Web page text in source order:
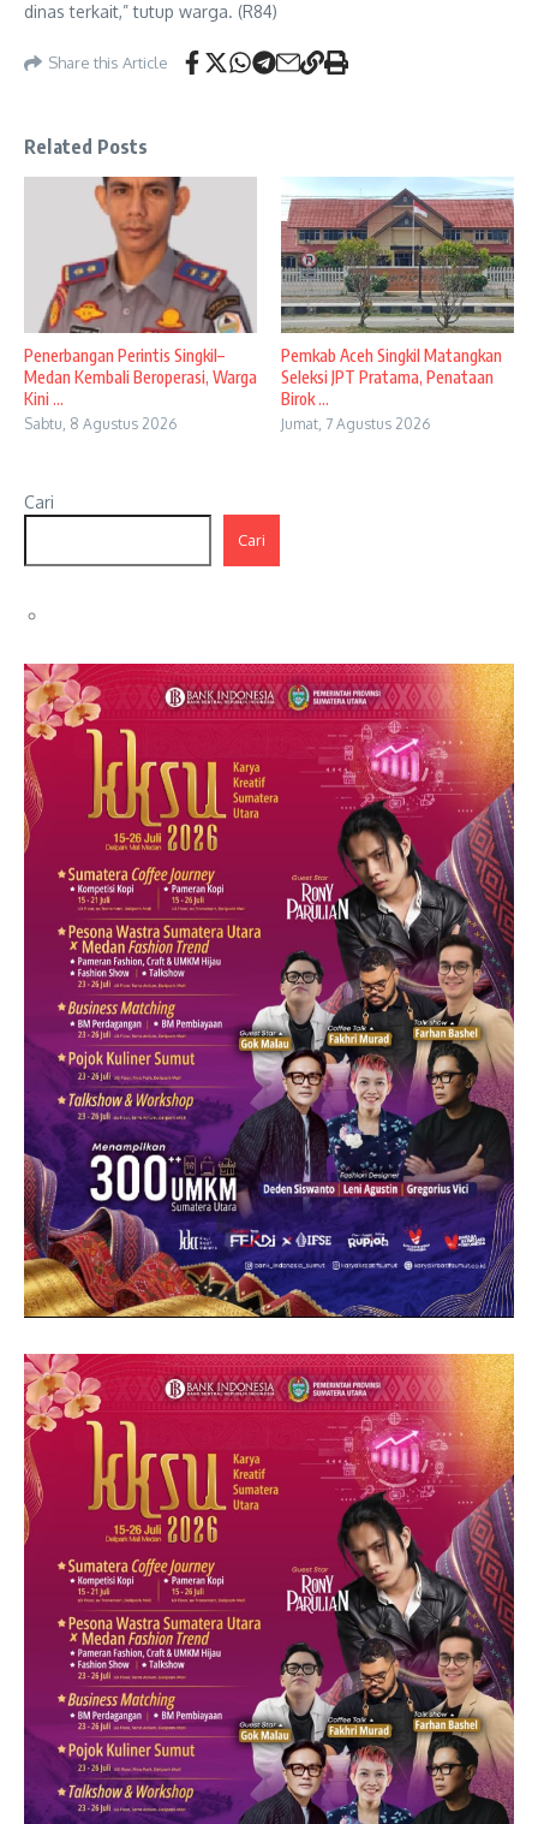
dinas terkait,” tutup warga. (R84)
Share this Article
Related Posts
Penerbangan Perintis Singkil–
Medan Kembali Beroperasi, Warga
Kini ...
Sabtu, 8 Agustus 2026
Pemkab Aceh Singkil Matangkan
Seleksi JPT Pratama, Penataan
Birok ...
Jumat, 7 Agustus 2026
Cari
Cari